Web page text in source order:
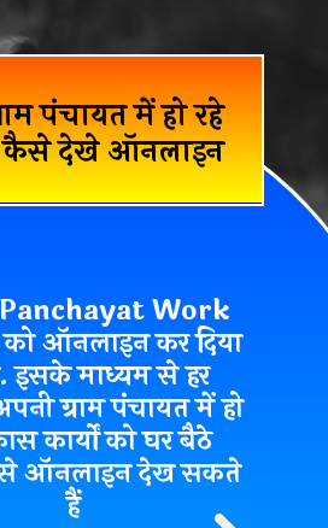
पंचायत में हो रहे
कैसे देखे ऑनलाइन
Work
ऑनलाइन कर दिया
इसके माध्यम से हर
ग्राम पंचायत में हो
कार्यों को घर बैठे
ऑनलाइन देख सकते
हैं